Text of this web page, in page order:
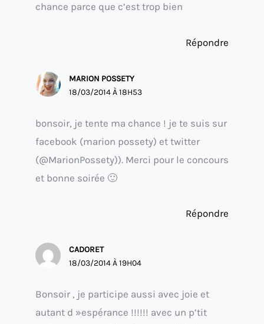
chance parce que c’est trop bien
Répondre
MARION POSSETY
18/03/2014 À 18H53
bonsoir, je tente ma chance ! je te suis sur
facebook (marion possety) et twitter
(@MarionPossety)). Merci pour le concours
et bonne soirée 🙂
Répondre
CADORET
18/03/2014 À 19H04
Bonsoir , je participe aussi avec joie et
autant d »espérance !!!!!! avec un p’tit